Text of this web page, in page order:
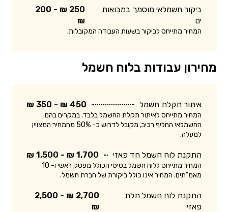
ביקור חשמלאי מוסמך במבואות
ים
250 ₪ - 200
₪
המחיר מתייחס לביקור בשעות העבודה המקובלות.
מחירון עבודות בלוח חשמל
איתור תקלת חשמל 450 ₪ - 350 ₪
המחיר מתייחס לאיתור תקלת החשמל בלבד. במקרים בהם
החשמלאי החליף רכיב, מקובל לדרוש כ- 50% מהמחיר המצויין
למעלה.
התקנת לוח חשמל חד פאזי 1,700 ₪ - 1,500 ₪
המחיר מתייחס ללוח חשמל בסיסי הכולל מפסק ראשי ו- 10
מאמ"תים. המחיר אינו כולל ביקורת של חברת חשמל.
התקנת לוח חשמל תלת
פאזי
2,700 ₪ - 2,500
₪